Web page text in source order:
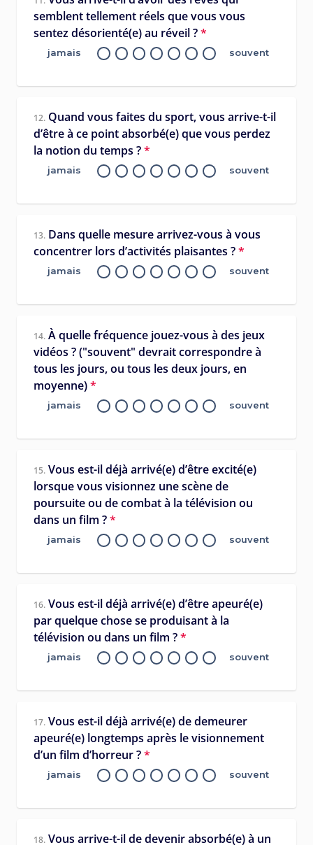
semblent tellement réels que vous vous
sentez désorienté(e) au réveil ?*
jamais souvent
12. Quand vous faites du sport, vous arrive-t-il
d’être à ce point absorbé(e) que vous perdez
la notion du temps ?*
jamais souvent
13. Dans quelle mesure arrivez-vous à vous
concentrer lors d’activités plaisantes ?*
jamais souvent
14. À quelle fréquence jouez-vous à des jeux
vidéos ? ("souvent" devrait correspondre à
tous les jours, ou tous les deux jours, en
moyenne)*
jamais souvent
15. Vous est-il déjà arrivé(e) d’être excité(e)
lorsque vous visionnez une scène de
poursuite ou de combat à la télévision ou
dans un film ?*
jamais souvent
16. Vous est-il déjà arrivé(e) d’être apeuré(e)
par quelque chose se produisant à la
télévision ou dans un film ?*
jamais souvent
17. Vous est-il déjà arrivé(e) de demeurer
apeuré(e) longtemps après le visionnement
d’un film d’horreur ?*
jamais souvent
18. Vous arrive-t-il de devenir absorbé(e) à un